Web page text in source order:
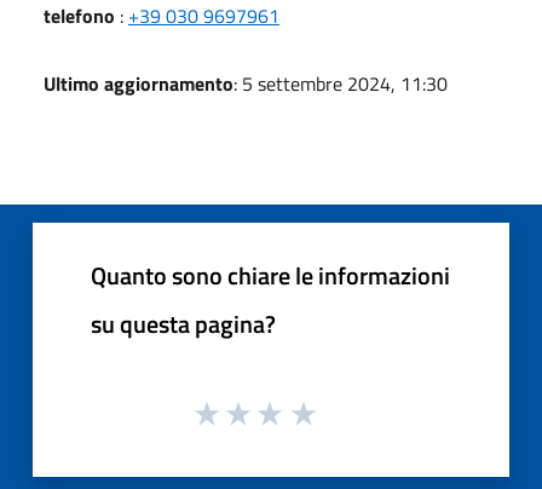
telefono : +39 030 9697961
Ultimo aggiornamento: 5 settembre 2024, 11:30
Quanto sono chiare le informazioni
su questa pagina?